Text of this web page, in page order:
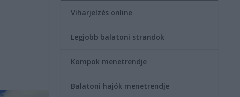
Viharjelzés online
Legjobb balatoni strandok
Kompok menetrendje
Balatoni hajók menetrendje